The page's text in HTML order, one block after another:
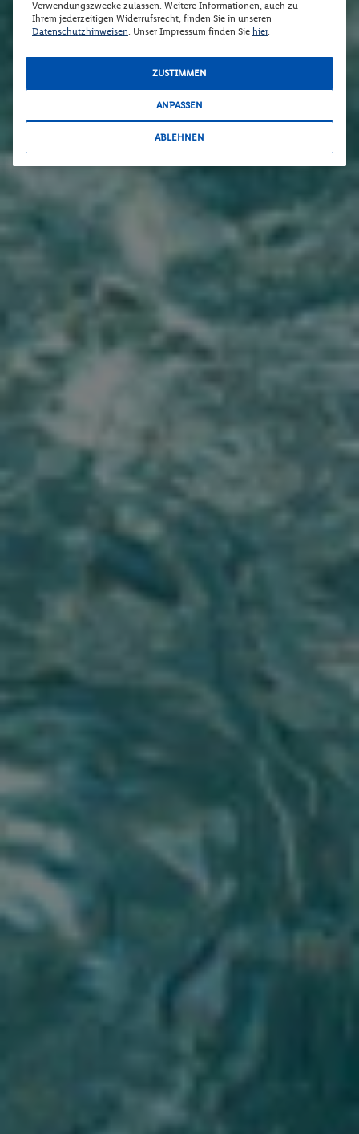
Verwendungszwecke zulassen. Weitere Informationen, auch zu
Ihrem jederzeitigen Widerrufsrecht, finden Sie in unseren
Datenschutzhinweisen. Unser Impressum finden Sie hier.
ZUSTIMMEN
ANPASSEN
ABLEHNEN